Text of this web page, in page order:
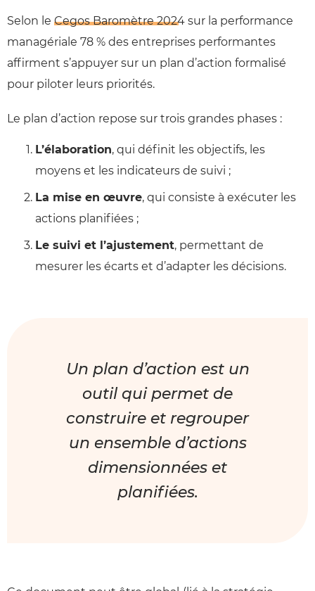
Selon le Cegos Baromètre 2024 sur la performance
managériale 78 % des entreprises performantes
affirment s’appuyer sur un plan d’action formalisé
pour piloter leurs priorités.
Le plan d’action repose sur trois grandes phases :
L’élaboration, qui définit les objectifs, les
moyens et les indicateurs de suivi ;
La mise en œuvre, qui consiste à exécuter les
actions planifiées ;
Le suivi et l’ajustement, permettant de
mesurer les écarts et d’adapter les décisions.
Un plan d’action est un
outil qui permet de
construire et regrouper
un ensemble d’actions
dimensionnées et
planifiées.